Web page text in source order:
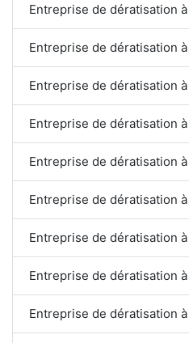
Entreprise de dératisation
Entreprise de dératisation
Entreprise de dératisation
Entreprise de dératisation
Entreprise de dératisation
Entreprise de dératisation
Entreprise de dératisation
Entreprise de dératisation
Entreprise de dératisation